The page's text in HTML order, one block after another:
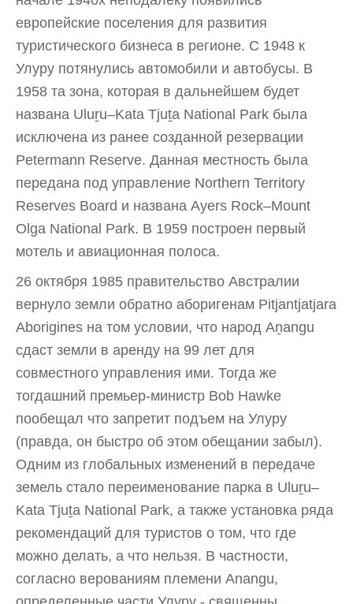
европейские поселения для развития
туристического бизнеса в регионе. С 1948 к
Улуру потянулись автомобили и автобусы. В
1958 та зона, которая в дальнейшем будет
названа Uluṟu–Kata Tjuṯa National Park была
исключена из ранее созданной резервации
Petermann Reserve. Данная местность была
передана под управление Northern Territory
Reserves Board и названа Ayers Rock–Mount
Olga National Park. В 1959 построен первый
мотель и авиационная полоса.
26 октября 1985 правительство Австралии
вернуло земли обратно аборигенам Pitjantjatjara
Aborigines на том условии, что народ Aṉangu
сдаст земли в аренду на 99 лет для
совместного управления ими. Тогда же
тогдашний премьер-министр Bob Hawke
пообещал что запретит подъем на Улуру
(правда, он быстро об этом обещании забыл).
Одним из глобальных изменений в передаче
земель стало переименование парка в Uluṟu–
Kata Tjuṯa National Park, а также установка ряда
рекомендаций для туристов о том, что где
можно делать, а что нельзя. В частности,
согласно верованиям племени Anangu,